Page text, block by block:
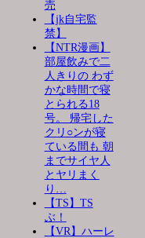
売
【jk自宅監
禁】
【NTR漫画】
部屋飲みで二
人きりの わず
かな時間で寝
とられる18
号。 帰宅した
クリ○ンが寝
ている間も 朝
までサイヤ人
とヤリまく
り…
【TS】TS
ぶ！
【VR】ハーレ